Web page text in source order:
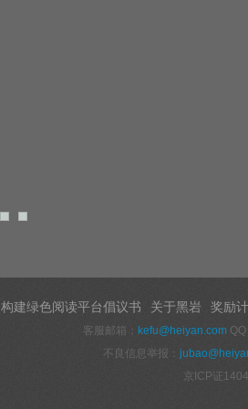
构建绿色阅读平台倡议书 关于黑岩 奖励
客服邮箱： kefu@heiyan.com
不良信息举报：
京ICP证